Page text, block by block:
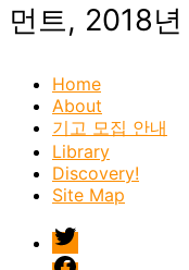
먼트, 2018
Home
About
기고 모집 안내
Library
Discovery!
Site Map
twitter
facebook